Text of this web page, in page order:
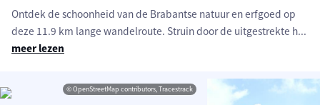
Ontdek de schoonheid van de Brabantse natuur en erfgoed op
deze 11.9 km lange wandelroute. Struin door de uitgestrekte h...
meer lezen
© OpenStreetMap contributors, Tracestrack